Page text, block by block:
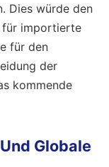
Dies würde den
für importierte
für den
der
kommende
Globale